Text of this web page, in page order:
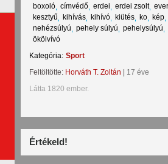
boxoló címvédő erdei erdei zsolt
kesztyű
kihívás kihívó kiütés ko
kép
nehézsúlyú
pehely súlyú
pehelysúlyú
ökölvívó
Kategória: Sport
Feltöltötte: Horváth T. Zoltán
17 éve
Látta 1820 ember.
Értékeld!